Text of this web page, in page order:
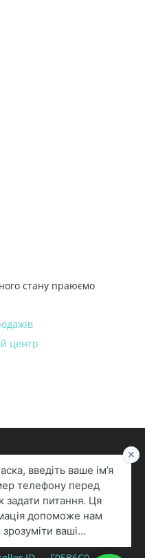
стану праюємо
центр
iLand.
торгівельні марки є
Apple, iPhone,
марками
у U.S. та інших